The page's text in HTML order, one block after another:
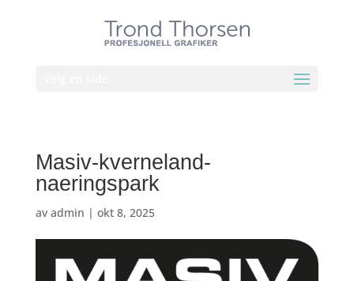
Masiv-kverneland-
naeringspark
av admin | okt 8, 2025